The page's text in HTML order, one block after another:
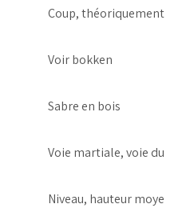
Coup, théoriquement sur
Voir bokken
Sabre en bois
Voie martiale, voie du
Niveau, hauteur moyen,